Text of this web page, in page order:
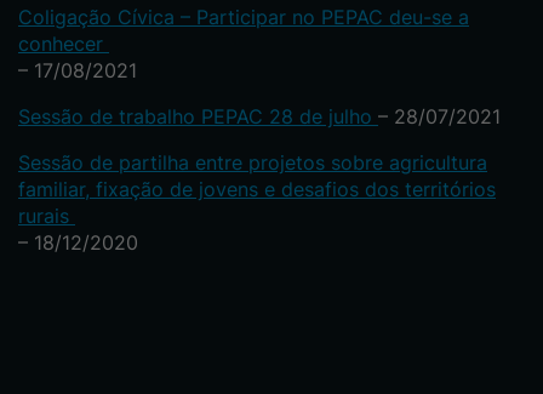
Coligação Cívica – Participar no PEPAC deu-se a
conhecer
– 17/08/2021
Sessão de trabalho PEPAC 28 de julho – 28/07/2021
Sessão de partilha entre projetos sobre agricultura
familiar, fixação de jovens e desafios dos territórios
rurais
– 18/12/2020